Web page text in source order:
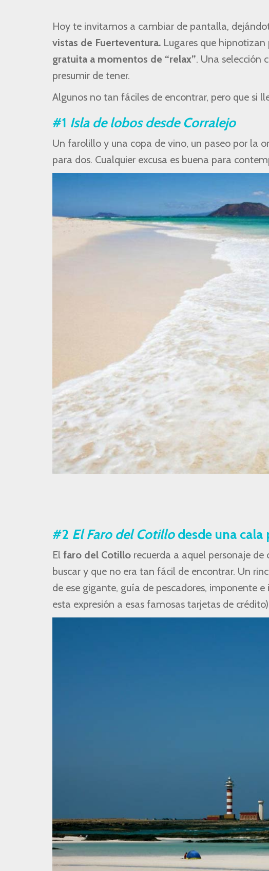
Hoy te invitamos a cambiar de pantalla,
vistas de Fuerteventura. Lugares que
gratuita a momentos de “relax”. Una selección
presumir de tener.
Algunos no tan fáciles de encontrar, pero que si
#1 Isla de lobos desde Corralejo
Un farolillo y una copa de vino, un paseo por la
para dos. Cualquier excusa es buena para
#2 El Faro del Cotillodesde una cala
El faro del Cotillo recuerda a aquel personaje
buscar y que no era tan fácil de encontrar. Un
de ese gigante, guía de pescadores, imponente e
esta expresión a esas famosas tarjetas de